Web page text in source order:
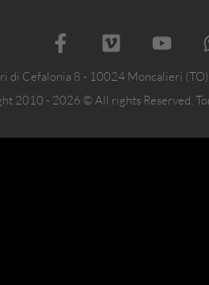
di Cefalonia 8 - 10024 Moncalieri
2010 - 2026 © All rights Reserved.